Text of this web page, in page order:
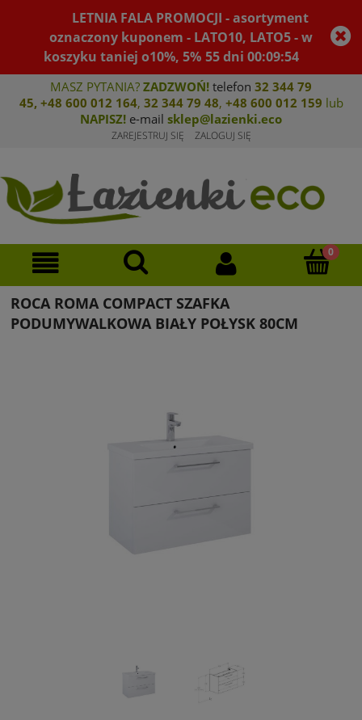
LETNIA FALA PROMOCJI - asortyment
oznaczony kuponem - LATO10, LATO5 - w
koszyku taniej o10%, 5% 55dni00:09:53
MASZ PYTANIA? ZADZWOŃ! telefon 32 344 79
45, +48 600 012 164, 32 344 79 48, +48 600 012 159 lub
NAPISZ! e-mail sklep@lazienki.eco
ZAREJESTRUJ SIĘ ZALOGUJ SIĘ
ROCA ROMA COMPACT SZAFKA
PODUMYWALKOWA BIAŁY POŁYSK 80CM